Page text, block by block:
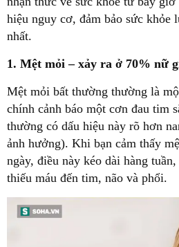
hiệu nguy cơ, đảm bảo sức khỏe
nhất.
1. Mệt mỏi – xảy ra ở 70% nữ
Mệt mỏi bất thường thường là
chính cảnh báo một cơn đau tim
thường có dấu hiệu này rõ hơn
ảnh hưởng). Khi bạn cảm thấy
ngày, điều này kéo dài hàng
thiếu máu đến tim, não và phổi.